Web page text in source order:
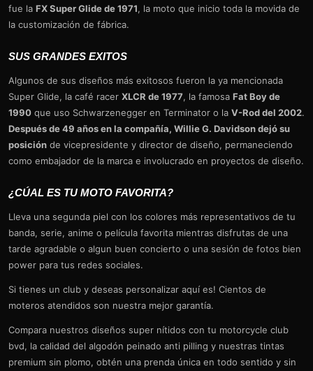
fue la FX Super Glide de 1971, la moto que inicio toda la movida de
la customización de fábrica.
SUS GRANDES EXITOS
Algunos de sus diseños más exitosos fueron la ya mencionada
Super Glide, la café racer XLCR de 1977, la famosa Fat Boy de
1990 que uso Schwarzenegger en Terminator o la V-Rod del 2002.
Después de 49 años en la compañía, Willie G. Davidson dejó su
posición de vicepresidente y director de diseño, permaneciendo
como embajador de la marca e involucrado en proyectos de diseño.
¿CÚAL ES TU MOTO FAVORITA?
Lleva una segunda piel con los colores más representativos de tu
banda, serie, anime o película favorita mientras disfrutas de una
tarde agradable o algun buen concierto o una sesión de fotos bien
power para tus redes sociales.
Si tienes un club y deseas personalizar aquí es! Cientos de
moteros atendidos son nuestra mejor garantía.
Compara nuestros diseños super nítidos con tu motorcycle club
bvd, la calidad del algodón peinado anti pilling y nuestras tintas
premium sin plomo, obtén una prenda única en todo sentido y sin